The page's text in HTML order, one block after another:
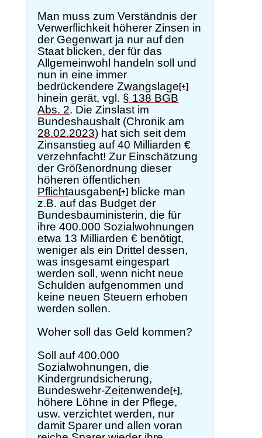
Man muss zum Verständnis der
Verwerflichkeit höherer Zinsen in
der Gegenwart ja nur auf den
Staat blicken, der für das
Allgemeinwohl handeln soll und
nun in eine immer
bedrückendereZwangslage[+]
hinein gerät, vgl. § 138 BGB
Abs. 2. Die Zinslast im
Bundeshaushalt (Chronik am
28.02.2023) hat sich seit dem
Zinsanstieg auf 40 Milliarden €
verzehnfacht! Zur Einschätzung
der Größenordnung dieser
höheren öffentlichen
Pflichtausgaben[+] blicke man
z.B. auf das Budget der
Bundesbauministerin, die für
ihre 400.000 Sozialwohnungen
etwa 13 Milliarden € benötigt,
weniger als ein Drittel dessen,
was insgesamt eingespart
werden soll, wenn nicht neue
Schulden aufgenommen und
keine neuen Steuern erhoben
werden sollen.
Woher soll das Geld kommen?
Soll auf 400.000
Sozialwohnungen, die
Kindergrundsicherung,
Bundeswehr-Zeitenwende[+] ,
höhere Löhne in der Pflege,
usw. verzichtet werden, nur
damit Sparer und allen voran